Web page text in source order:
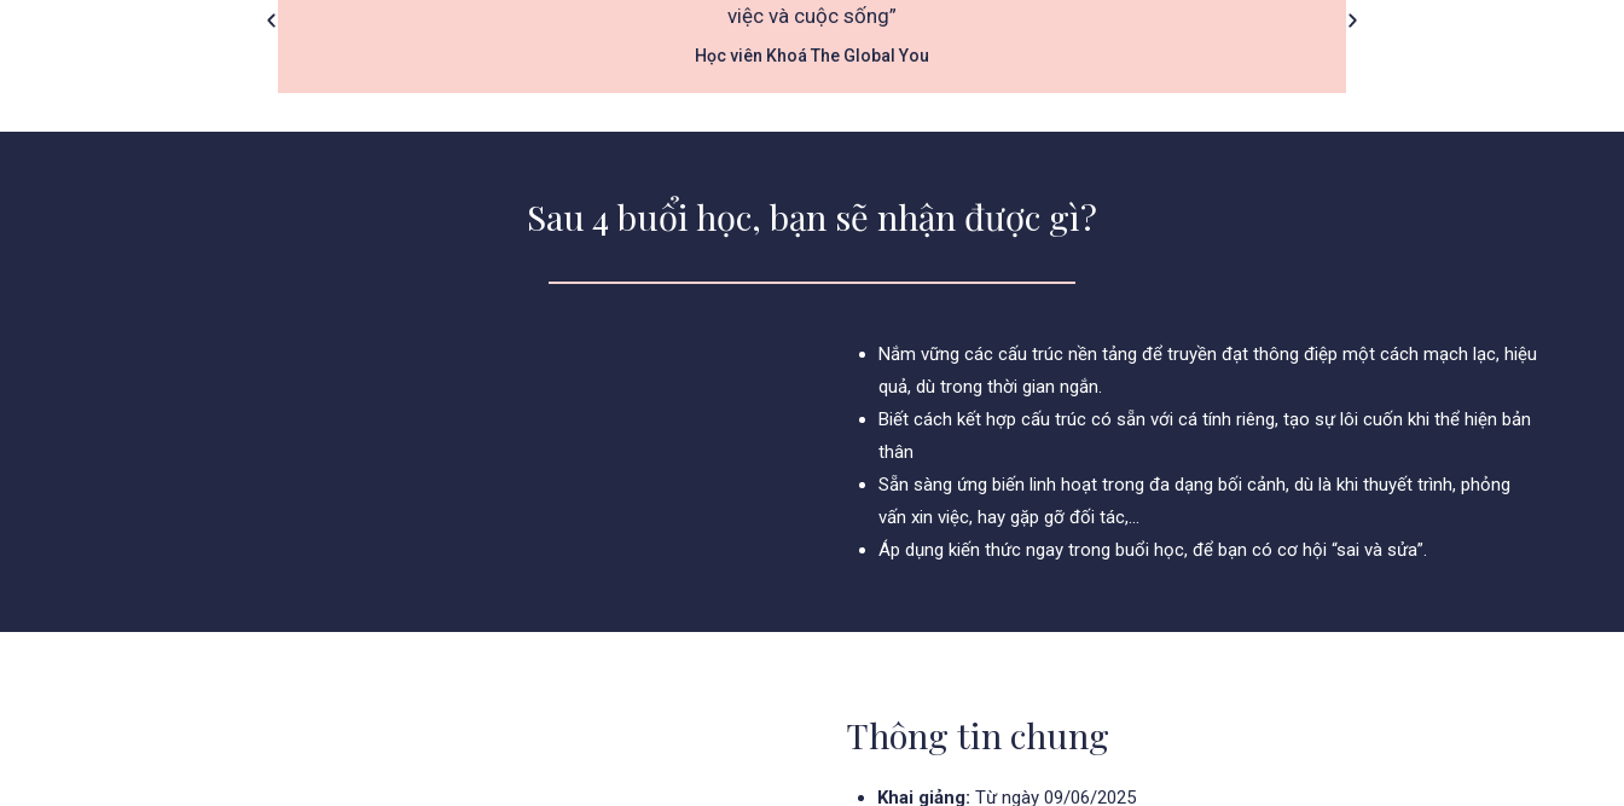
việc và cuộc sống”
Học viên Khoá The Global You
Sau 4 buổi học, bạn sẽ nhận được gì?
Nắm vững các cấu trúc nền tảng để truyền đạt thông điệp một cách mạch lạc, hiệu
quả, dù trong thời gian ngắn.
Biết cách kết hợp cấu trúc có sẵn với cá tính riêng, tạo sự lôi cuốn khi thể hiện bản
thân
Sẵn sàng ứng biến linh hoạt trong đa dạng bối cảnh, dù là khi thuyết trình, phỏng
vấn xin việc, hay gặp gỡ đối tác,…
Áp dụng kiến thức ngay trong buổi học, để bạn có cơ hội “sai và sửa”.
Thông tin chung
Khai giảng:Từ ngày 09/06/2025